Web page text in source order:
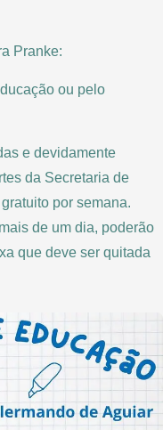
Pranke:
ou pelo
e devidamente
da Secretaria de
por semana.
de um dia, poderão
que deve ser quitada